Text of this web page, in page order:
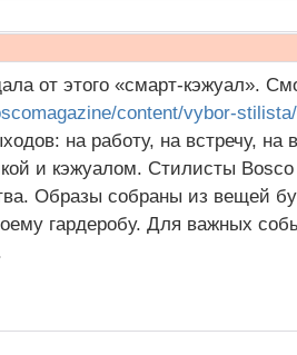
от этого «смарт-кэжуал».
content/vybor-
на работу, на встречу, на
и кэжуалом. Стилисты
Образы собраны из вещей
гардеробу. Для важных